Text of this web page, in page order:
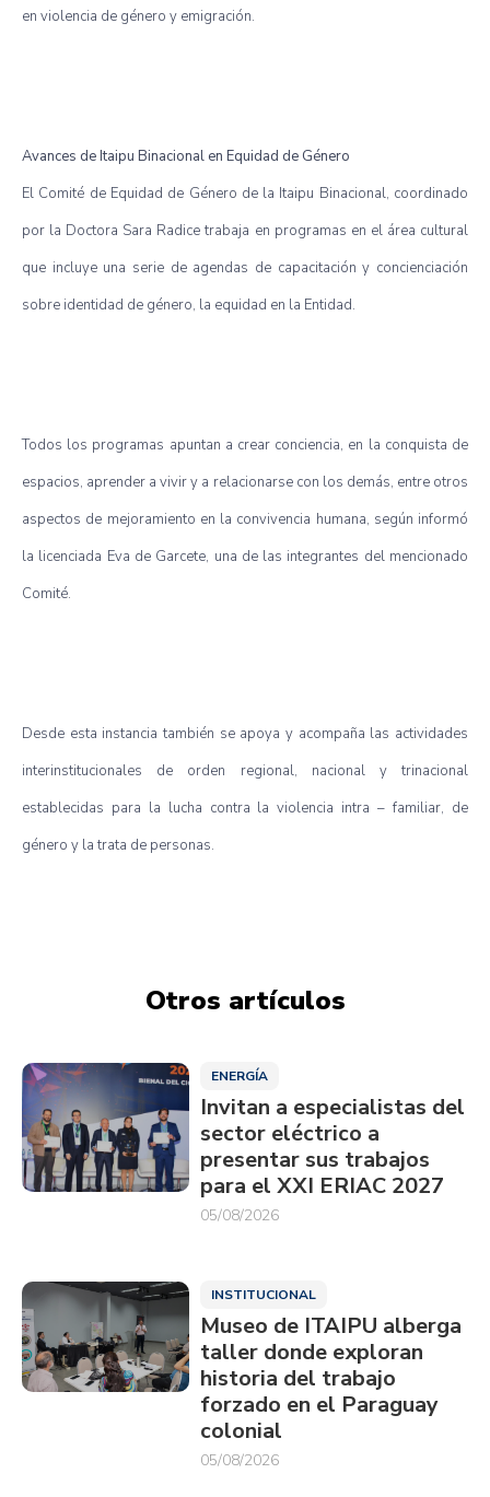
en violencia de género y emigración.
Avances de Itaipu Binacional en Equidad de Género
El Comité de Equidad de Género de la Itaipu Binacional, coordinado
por la Doctora Sara Radice trabaja en programas en el área cultural
que incluye una serie de agendas de capacitación y concienciación
sobre identidad de género, la equidad en la Entidad.
Todos los programas apuntan a crear conciencia, en la conquista de
espacios, aprender a vivir y a relacionarse con los demás, entre otros
aspectos de mejoramiento en la convivencia humana, según informó
la licenciada Eva de Garcete, una de las integrantes del mencionado
Comité.
Desde esta instancia también se apoya y acompaña las actividades
interinstitucionales de orden regional, nacional y trinacional
establecidas para la lucha contra la violencia intra – familiar, de
género y la trata de personas.
Otros artículos
ENERGÍA
Invitan a especialistas del
sector eléctrico a
presentar sus trabajos
para el XXI ERIAC 2027
05/08/2026
INSTITUCIONAL
Museo de ITAIPU alberga
taller donde exploran
historia del trabajo
forzado en el Paraguay
colonial
05/08/2026